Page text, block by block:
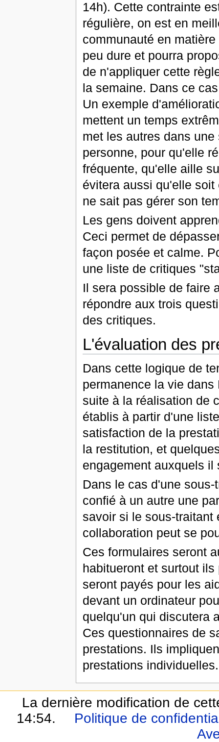
14h). Cette contrainte
régulière, on est en
communauté en
peu dure et pourra
de n'appliquer cette
la semaine. Dans ce
Un exemple
mettent un temps
met les autres dans
personne, pour qu'elle
fréquente, qu'elle aille
évitera aussi qu'elle
ne sait pas gérer son
Les gens doivent
Ceci permet de
façon posée et calme.
une liste de critiques
Il sera possible de faire
répondre aux trois
des critiques.
L'évaluation des
Dans cette logique de
permanence la vie
suite à la réalisation de
établis à partir d'une
satisfaction de la
la restitution, et
engagement auxquels il
Dans le cas d'une
confié à un autre une
savoir si le sous-traitant
collaboration peut se
Ces formulaires seront
habitueront et surtout
seront payés pour les
devant un ordinateur
quelqu'un qui discutera
Ces questionnaires de
prestations. Ils
prestations individuelles.
La dernière modification de
14:54.
Politique de